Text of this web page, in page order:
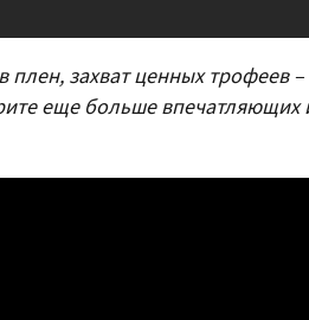
плен, захват ценных трофеев –
еще больше впечатляющих